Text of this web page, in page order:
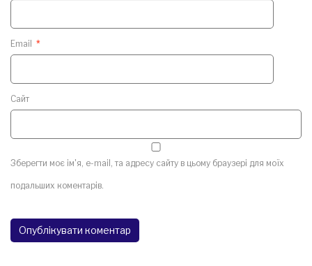
Email *
Сайт
Зберегти моє ім'я, e-mail, та адресу сайту в цьому браузері для моїх
подальших коментарів.